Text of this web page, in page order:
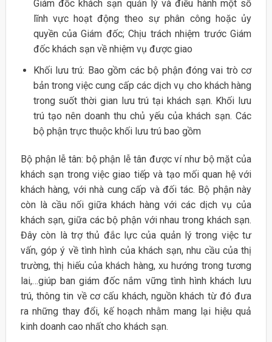
Giám đốc khách sạn quản lý và điều hành một số
lĩnh vực hoạt động theo sự phân công hoặc ủy
quyền của Giám đốc; Chịu trách nhiệm trước Giám
đốc khách sạn về nhiệm vụ được giao
Khối lưu trú: Bao gồm các bộ phận đóng vai trò cơ
bản trong việc cung cấp các dịch vụ cho khách hàng
trong suốt thời gian lưu trú tại khách sạn. Khối lưu
trú tạo nên doanh thu chủ yếu của khách sạn. Các
bộ phận trực thuộc khối lưu trú bao gồm
Bộ phận lễ tân: bộ phận lễ tân được ví như bộ mặt của
khách sạn trong việc giao tiếp và tạo mối quan hệ với
khách hàng, với nhà cung cấp và đối tác. Bộ phận này
còn là cầu nối giữa khách hàng với các dịch vụ của
khách sạn, giữa các bộ phận với nhau trong khách sạn.
Đây còn là trợ thủ đắc lực của quản lý trong việc tư
vấn, góp ý về tình hình của khách sạn, nhu cầu của thị
trường, thị hiếu của khách hàng, xu hướng trong tương
lai,…giúp ban giám đốc nắm vững tình hình khách lưu
trú, thông tin về cơ cấu khách, nguồn khách từ đó đưa
ra những thay đổi, kế hoạch nhằm mang lại hiệu quả
kinh doanh cao nhất cho khách sạn.